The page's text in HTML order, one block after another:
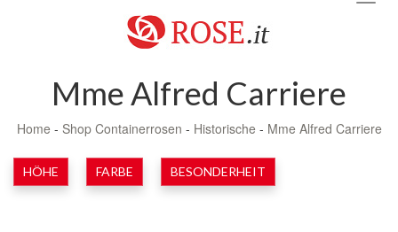
Mme Alfred Carriere
Home - Shop Containerrosen - Historische - Mme Alfred Carriere
HÖHE FARBE BESONDERHEIT